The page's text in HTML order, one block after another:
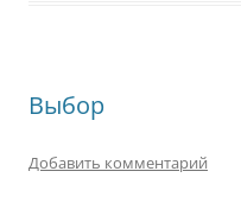
Выбор
Добавить комментарий